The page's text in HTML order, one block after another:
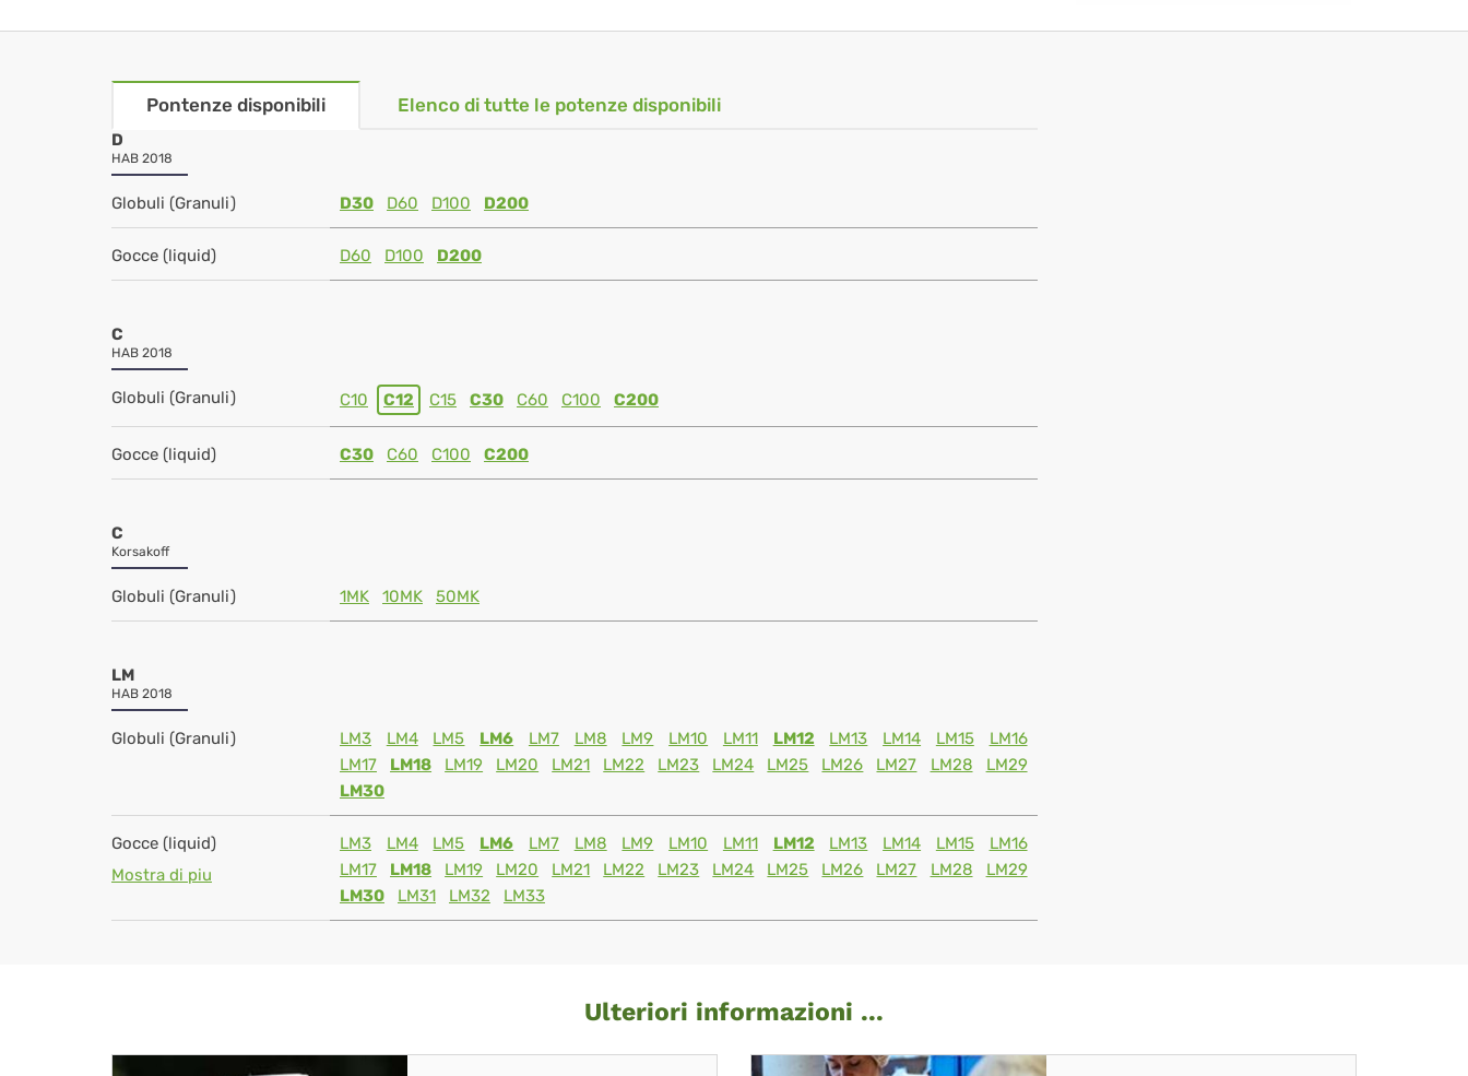
Pontenze disponibili Elenco di tutte le potenze disponibili
D
HAB 2018
Globuli (Granuli) D30 D60 D100 D200
Gocce (liquid) D60 D100 D200
C
HAB 2018
Globuli (Granuli) C10 C12 C15 C30 C60 C100 C200
Gocce (liquid) C30 C60 C100 C200
C
Korsakoff
Globuli (Granuli) 1MK 10MK 50MK
LM
HAB 2018
Globuli (Granuli) LM3 LM4 LM5 LM6 LM7 LM8 LM9 LM10 LM11 LM12 LM13 LM14 LM15
LM16
LM17
LM18 LM19 LM20 LM21 LM22 LM23 LM24 LM25 LM26 LM27 LM28
LM29
LM30
Gocce (liquid)
Mostra di piu
LM3 LM4 LM5 LM6 LM7 LM8 LM9 LM10 LM11 LM12 LM13 LM14 LM15
LM16
LM17
LM18 LM19 LM20 LM21 LM22 LM23 LM24 LM25 LM26 LM27 LM28
LM29
LM30
LM31 LM32 LM33
Ulteriori informazioni ...